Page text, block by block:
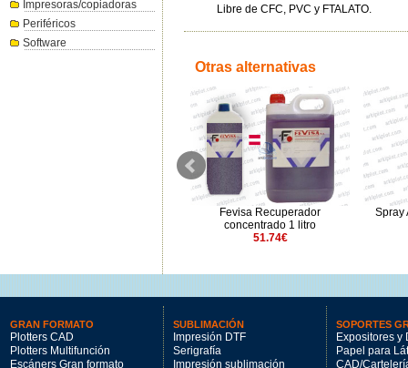
Impresoras/copiadoras
Periféricos
Software
Libre de CFC, PVC y FTALATO.
Otras alternativas
Fevisa Recuperador
concentrado 1 litro
51.74€
Spray
GRAN FORMATO
Plotters CAD
Plotters Multifunción
Escáners Gran formato
SUBLIMACIÓN
Impresión DTF
Serigrafía
Impresión sublimación
SOPORTES
Expositores y
Papel para
CAD/